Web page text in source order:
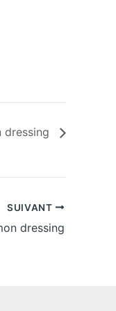
dressing
SUIVANT
dressing